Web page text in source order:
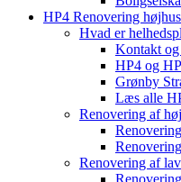
HP4 Renovering
Hvad er
Kontakt og
HP4 og
Grønby
Læs alle
Renovering af
Renovering af